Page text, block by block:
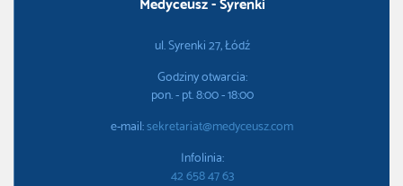
ul. Syrenki 27, Łódź
Godziny otwarcia:
pon. - pt. 8:00 - 18:00
e-mail:sekretariat@medyceusz.com
Infolinia:
42 658 47 63